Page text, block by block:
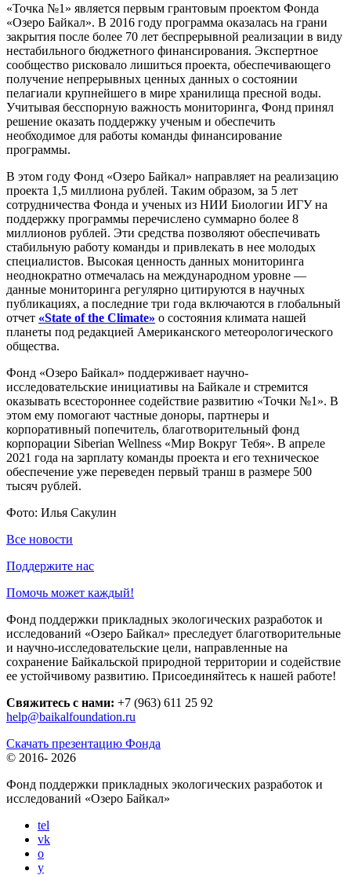
«Точка №1» является первым грантовым проектом Фонда
«Озеро Байкал». В 2016 году программа оказалась на грани
закрытия после более 70 лет беспрерывной реализации в виду
нестабильного бюджетного финансирования. Экспертное
сообщество рисковало лишиться проекта, обеспечивающего
получение непрерывных ценных данных о состоянии
пелагиали крупнейшего в мире хранилища пресной воды.
Учитывая бесспорную важность мониторинга, Фонд принял
решение оказать поддержку ученым и обеспечить
необходимое для работы команды финансирование
программы.
В этом году Фонд «Озеро Байкал» направляет на реализацию
проекта 1,5 миллиона рублей. Таким образом, за 5 лет
сотрудничества Фонда и ученых из НИИ Биологии ИГУ на
поддержку программы перечислено суммарно более 8
миллионов рублей. Эти средства позволяют обеспечивать
стабильную работу команды и привлекать в нее молодых
специалистов. Высокая ценность данных мониторинга
неоднократно отмечалась на международном уровне —
данные мониторинга регулярно цитируются в научных
публикациях, а последние три года включаются в глобальный
отчет «State of the Climate» о состояния климата нашей
планеты под редакцией Американского метеорологического
общества.
Фонд «Озеро Байкал» поддерживает научно-
исследовательские инициативы на Байкале и стремится
оказывать всестороннее содействие развитию «Точки №1». В
этом ему помогают частные доноры, партнеры и
корпоративный попечитель, благотворительный фонд
корпорации Siberian Wellness «Мир Вокруг Тебя». В апреле
2021 года на зарплату команды проекта и его техническое
обеспечение уже переведен первый транш в размере 500
тысяч рублей.
Фото: Илья Сакулин
Все новости
Поддержите нас
Помочь может каждый!
Фонд поддержки прикладных экологических разработок и
исследований «Озеро Байкал» преследует благотворительные
и научно-исследовательские цели, направленные на
сохранение Байкальской природной территории и содействие
ее устойчивому развитию. Присоединяйтесь к нашей работе!
Свяжитесь с нами: +7 (963) 611 25 92
help@baikalfoundation.ru
Скачать презентацию Фонда
© 2016- 2026
Фонд поддержки прикладных экологических разработок и
исследований «Озеро Байкал»
tel
vk
o
y